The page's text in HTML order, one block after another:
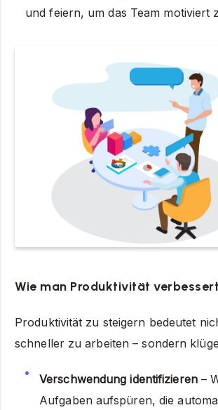
und feiern, um das Team motiviert
Wie man Produktivität verbessert
Produktivität zu steigern bedeutet
schneller zu arbeiten – sondern
Verschwendung identifizieren–
Aufgaben aufspüren, die